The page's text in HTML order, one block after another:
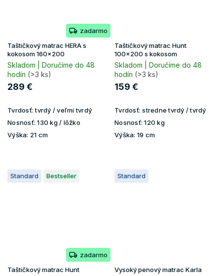
zadarmo
Taštičkový matrac HERA s
kokosom 160x200
Skladom | Doručíme do 48
hodín (>3 ks)
289 €
Tvrdosť:tvrdý / veľmi tvrdý
Nosnosť: 130 kg / lôžko
Výška: 21 cm
Taštičkový matrac Hunt
100x200 s kokosom
Skladom | Doručíme do 48
hodín (>3 ks)
159 €
Tvrdosť: stredne tvrdý / tvrdý
Nosnosť: 120 kg
Výška: 19 cm
Standard Bestseller
zadarmo
Taštičkový matrac Hunt
Standard
Vysoký penový matrac Karla